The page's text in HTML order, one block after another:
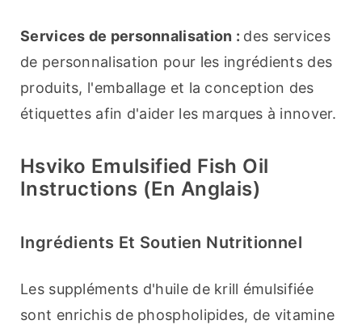
Services de personnalisation : des services
de personnalisation pour les ingrédients des
produits, l'emballage et la conception des
étiquettes afin d'aider les marques à innover.
Hsviko Emulsified Fish Oil
Instructions (en Anglais)
Ingrédients Et Soutien Nutritionnel
Les suppléments d'huile de krill émulsifiée
sont enrichis de phospholipides, de vitamine